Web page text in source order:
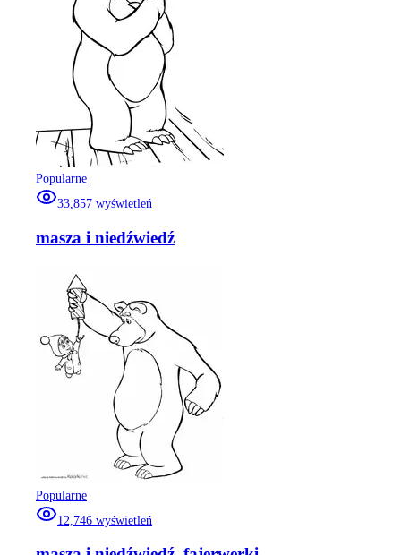
Popularne
33,857 wyświetleń
masza i niedźwiedź
Popularne
12,746 wyświetleń